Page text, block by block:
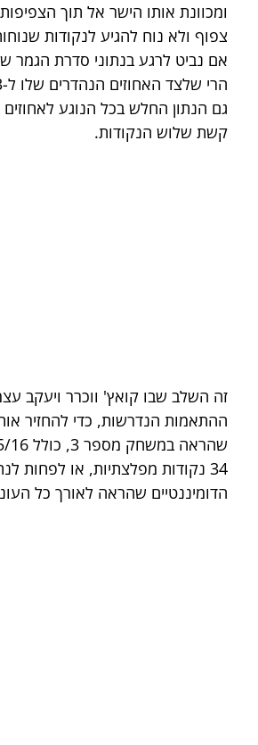
ומכוונת אותו הישר אל תוך
צפוף ולא נוח להגיע לנקודות
אם נביט לרגע בנתוני סדרת הגמר
גם הנתון החלש בכל הנוגע לאחוזים
קשת שלוש הנקודות.
זה השלב שבו קואץ' ווכרר ויעקב
ההתאמות הנדרשות, כדי להחזיר
34 נקודות מפלצתיות, או לפחות
הדומיננטיים שהראה לאורך כל